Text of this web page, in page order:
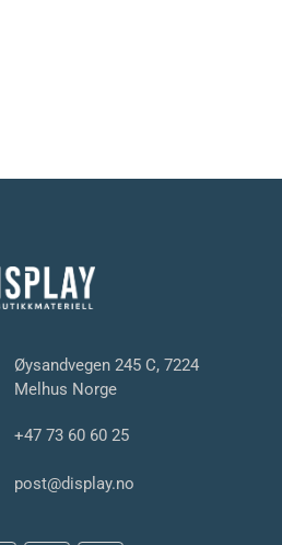
Øysandvegen 245 C, 7224
Melhus Norge
+47 73 60 60 25
post@display.no